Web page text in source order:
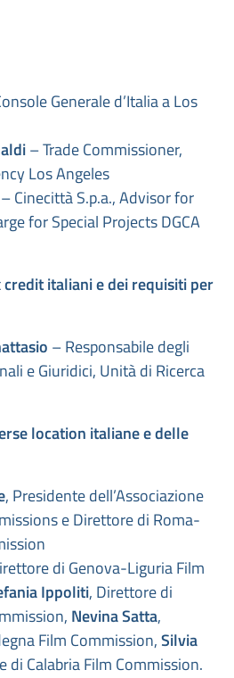
Generale d’Italia a Los
– Trade Commissioner,
Los Angeles
– Cinecittà S.p.a., Advisor for
for Special Projects DGCA
italiani e dei requisiti per
– Responsabile degli
e Giuridici, Unità di Ricerca
location italiane e delle
, Presidente dell’Associazione
e Direttore di Roma-
di Genova-Liguria Film
Ippoliti, Direttore di
Nevina Satta,
Film Commission,Silvia
di Calabria Film Commission.